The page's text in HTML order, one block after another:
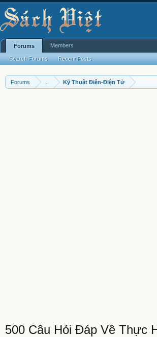
Forums Kỹ Thuật Điện-Điện Tử
500 Câu Hỏi Đáp Về Thực
Forums
Search Forums Recent Posts
Members